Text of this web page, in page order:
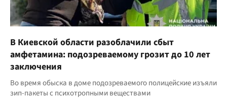
В Киевской области разоблачили сбыт
амфетамина: подозреваемому грозит до 10 лет
заключения
Во время обыска в доме подозреваемого полицейские изъяли
зип-пакеты с психотропными веществами